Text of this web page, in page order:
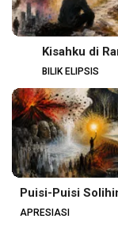
Kisahku di
BILIK ELIPSIS
Puisi-Puisi
APRESIASI